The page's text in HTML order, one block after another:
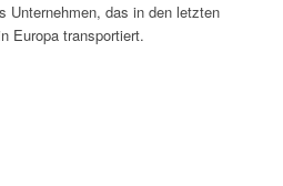
Unternehmen, das in den letzten
Europa transportiert.